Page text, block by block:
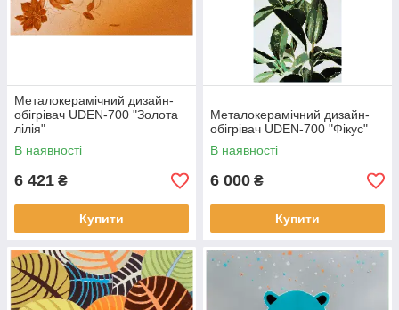
Металокерамічний дизайн-
обігрівач UDEN-700 "Золота
лілія"
В наявності
6 421 ₴
Купити
Металокерамічний дизайн-
обігрівач UDEN-700 "Фікус"
В наявності
6 000 ₴
Купити